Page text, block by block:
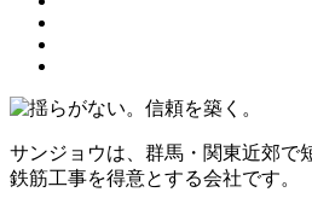
サンジョウは、群馬・関東近郊で
鉄筋工事を得意とする会社です。